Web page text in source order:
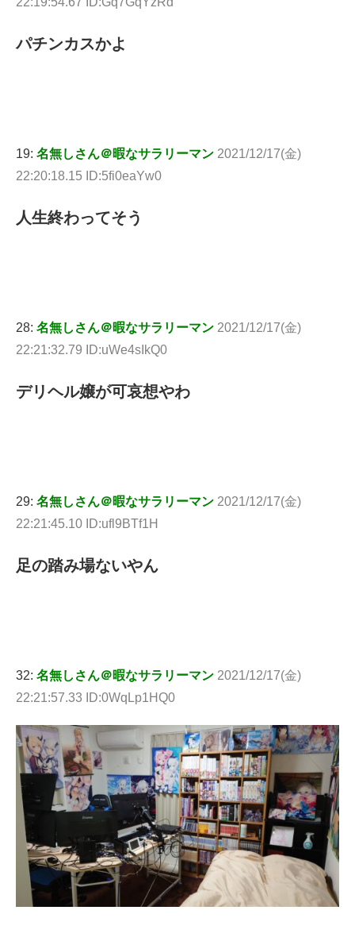
パチンカスかよ
19: 名無しさん＠暇なサラリーマン 2021/12/17(金)
22:20:18.15 ID:5fi0eaYw0
人生終わってそう
28: 名無しさん＠暇なサラリーマン 2021/12/17(金)
22:21:32.79 ID:uWe4sIkQ0
デリヘル嬢が可哀想やわ
29: 名無しさん＠暇なサラリーマン 2021/12/17(金)
22:21:45.10 ID:ufl9BTf1H
足の踏み場ないやん
32: 名無しさん＠暇なサラリーマン 2021/12/17(金)
22:21:57.33 ID:0WqLp1HQ0